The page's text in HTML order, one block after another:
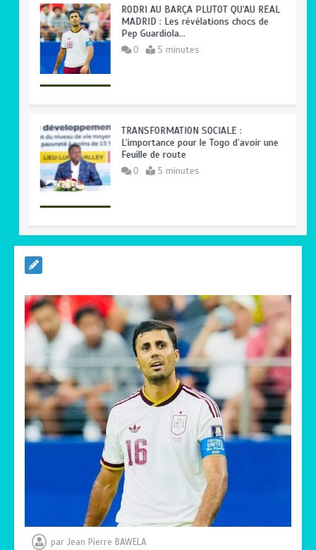
RODRI AU BARÇA PLUTOT QU’AU REAL
MADRID : Les révélations chocs de
Pep Guardiola…
0 5 minutes
TRANSFORMATION SOCIALE :
L’importance pour le Togo d’avoir une
Feuille de route
0 5 minutes
par Jean Pierre BAWELA